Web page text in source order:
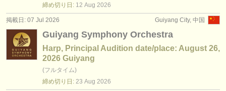
クラシック音楽ニュース
出版社:
掲載方法
find out about ourATS
faq
締め切り日: 12 Aug 2026
Guiyang City, 中国
掲載日: 07 Jul 2026
Guiyang Symphony Orchestra
Harp, Principal Audition date/place: August 26,
2026 Guiyang
(フルタイム)
締め切り日: 23 Aug 2026